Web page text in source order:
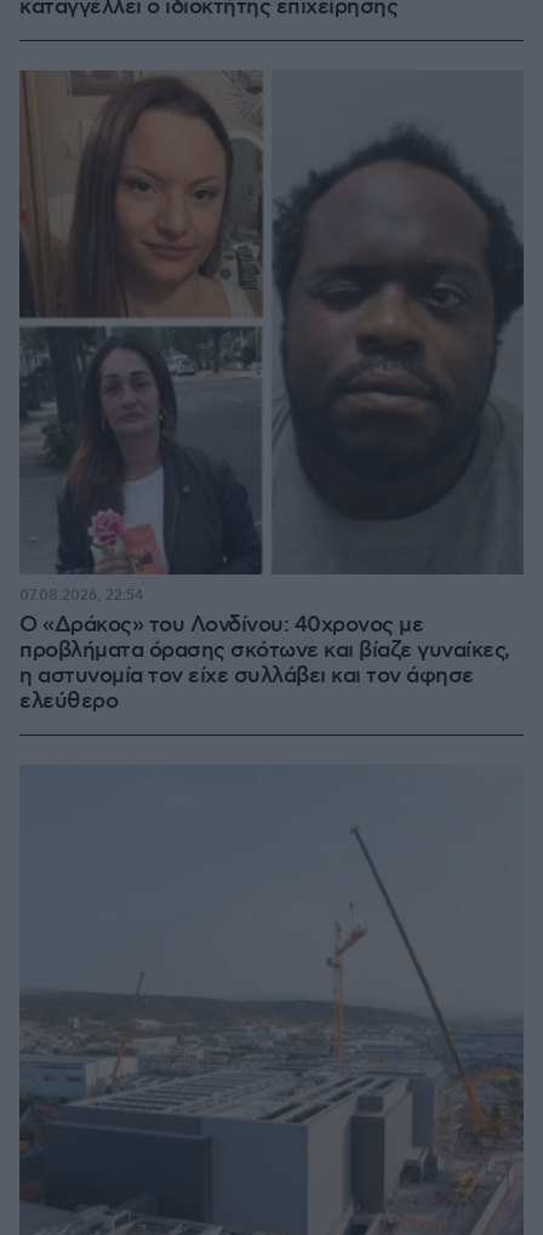
καταγγέλλει ο ιδιοκτήτης επιχείρησης
Ο «Δράκος» του Λονδίνου: 40χρονος με
προβλήματα όρασης σκότωνε και βίαζε γυναίκες,
η αστυνομία τον είχε συλλάβει και τον άφησε
ελεύθερο
07.08.2026, 22:54